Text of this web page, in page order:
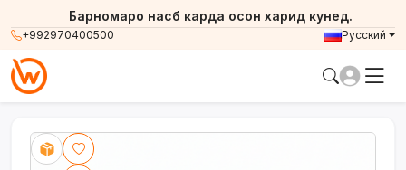
+992970400500
Барномаро насб карда осон харид кунед.
Русский